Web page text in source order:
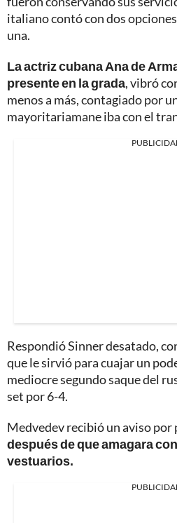
italiano contó con dos
una.
La actriz cubana Ana de
presente en la grada, vibró
menos a más, contagiado por
mayoritariamane iba con el
Respondió Sinner desatado,
que le sirvió para cuajar un
mediocre segundo saque del
set por 6-4.
Medvedev recibió un aviso por
después de que amagara
vestuarios.